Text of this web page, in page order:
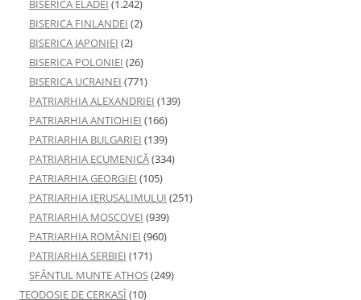
BISERICA ELADEI (1.242)
BISERICA FINLANDEI (2)
BISERICA JAPONIEI (2)
BISERICA POLONIEI (26)
BISERICA UCRAINEI (771)
PATRIARHIA ALEXANDRIEI (139)
PATRIARHIA ANTIOHIEI (166)
PATRIARHIA BULGARIEI (139)
PATRIARHIA ECUMENICĂ(334)
PATRIARHIA GEORGIEI (105)
PATRIARHIA IERUSALIMULUI (251)
PATRIARHIA MOSCOVEI (939)
PATRIARHIA ROMÂNIEI (960)
PATRIARHIA SERBIEI (171)
SFÂNTUL MUNTE ATHOS(249)
TEODOSIE DE CERKASÎ(10)